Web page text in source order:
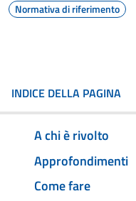
Normativa di riferimento
INDICE DELLA PAGINA
A chi è rivolto
Approfondimenti
Come fare